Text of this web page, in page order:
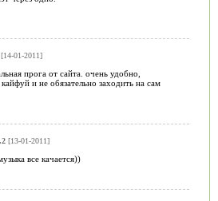
01-2011]
прога от сайта. очень удобно,
и не обязательно заходить на сам
[13-01-2011]
все качается))